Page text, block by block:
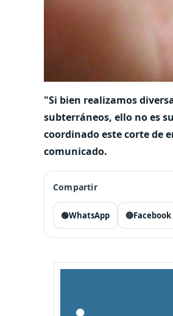
"Si bien realizamos
subterráneos, ello no es
coordinado este corte de
comunicado.
Compartir
🟢WhatsApp 🔵Facebook